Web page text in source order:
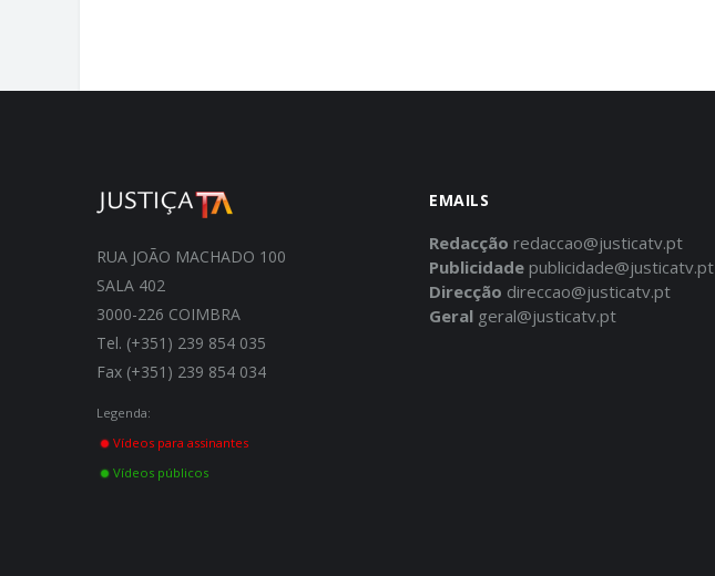
RUA JOÃO MACHADO 100
SALA 402
3000-226 COIMBRA
Tel. (+351) 239 854 035
Fax (+351) 239 854 034
Legenda:
Vídeos para assinantes
Vídeos públicos
EMAILS
Redacção redaccao@justicatv.pt
Publicidade publicidade@justicatv.pt
Direcção direccao@justicatv.pt
Geral geral@justicatv.pt